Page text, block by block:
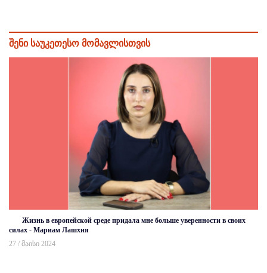
შენი საუკეთესო მომავლისთვის
Жизнь в европейской среде придала мне больше уверенности в своих
силах - Мариам Лашхия
27 / მაისი 2024